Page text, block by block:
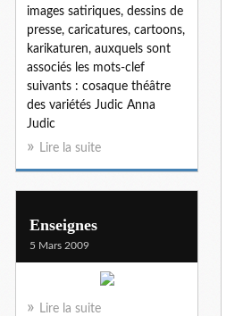
images satiriques, dessins de
presse, caricatures, cartoons,
karikaturen, auxquels sont
associés les mots-clef
suivants : cosaque théâtre
des variétés Judic Anna
Judic
Lire la suite
Enseignes
5 Mars 2009
Lire la suite